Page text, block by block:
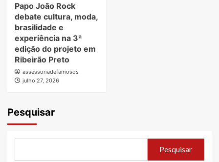
Papo João Rock
debate cultura, moda,
brasilidade e
experiência na 3ª
edição do projeto em
Ribeirão Preto
assessoriadefamosos
julho 27, 2026
Pesquisar
Pesquisar